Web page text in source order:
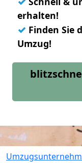
erhalten!
✓ Finden Sie
Umzug!